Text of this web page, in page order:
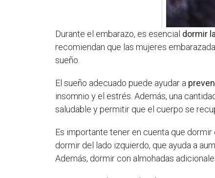
Durante el embarazo, es esencial dormir
recomiendan que las mujeres
sueño.
El sueño adecuado puede ayudar a
insomnio y el estrés. Además, una
saludable y permitir que el cuerpo se
Es importante tener en cuenta que
dormir del lado izquierdo, que ayuda a
Además, dormir con almohadas